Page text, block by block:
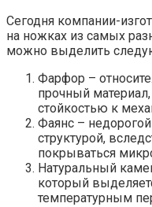
Сегодня компании-
на ножках из самых
можно выделить
Фарфор –
прочный
стойкостью к
Фаянс –
структурой,
покрываться
Натуральный
который
температурным